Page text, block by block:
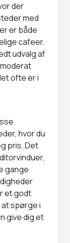
der
med
er både
cafeer.
udvalg af
ofte er i
hvor du
pris. Det
gange
et godt
spørge i
give dig et